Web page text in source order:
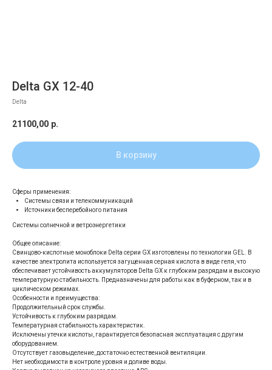
Delta GX 12-40
Delta
21100,00 р.
В корзину
Сферы применения:
Системы связи и телекоммуникаций
Источники бесперебойного питания
Системы солнечной и ветроэнергетики
Общее описание:
Свинцово-кислотные моноблоки Delta серии GX изготовлены по технологии GEL. В
качестве электролита используется загущенная серная кислота в виде геля, что
обеспечивает устойчивость аккумуляторов Delta GX к глубоким разрядам и высокую
температурную стабильность. Предназначены для работы как в буферном, так и в
циклическом режимах.
Особенности и преимущества:
Продолжительный срок службы.
Устойчивость к глубоким разрядам.
Температурная стабильность характеристик.
Исключены утечки кислоты, гарантируется безопасная эксплуатация с другим
оборудованием.
Отсутствует газовыделение, достаточно естественной вентиляции.
Нет необходимости в контроле уровня и доливе воды.